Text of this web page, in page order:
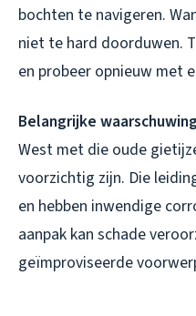
bochten te navigeren.
niet te hard doorduwen.
en probeer opnieuw met
Belangrijke
West met die oude
voorzichtig zijn. Die
en hebben inwendige
aanpak kan schade
geïmproviseerde